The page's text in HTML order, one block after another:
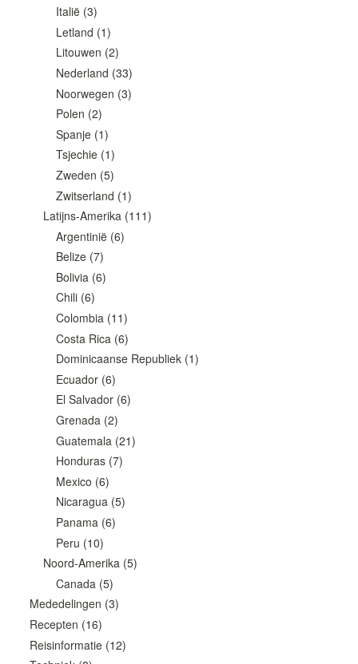
Italië (3)
Letland (1)
Litouwen (2)
Nederland (33)
Noorwegen (3)
Polen (2)
Spanje (1)
Tsjechie (1)
Zweden (5)
Zwitserland (1)
Latijns-Amerika(111)
Argentinië (6)
Belize (7)
Bolivia (6)
Chili (6)
Colombia (11)
Costa Rica (6)
Dominicaanse Republiek (1)
Ecuador (6)
El Salvador (6)
Grenada (2)
Guatemala (21)
Honduras (7)
Mexico (6)
Nicaragua (5)
Panama (6)
Peru (10)
Noord-Amerika(5)
Canada (5)
Mededelingen (3)
Recepten (16)
Reisinformatie(12)